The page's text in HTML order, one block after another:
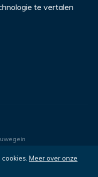
Meer over onze
te vertalen